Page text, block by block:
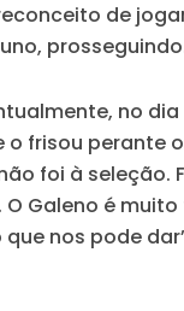
de
no dia
o frisou perante
foi à seleção.
Galeno é muito
nos pode